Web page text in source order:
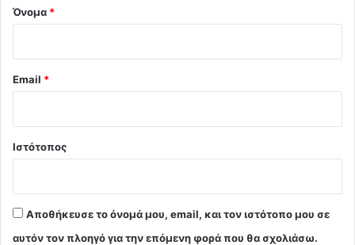
Όνομα *
Email *
Ιστότοπος
Αποθήκευσε το όνομά μου, email, και τον ιστότοπο μου σε
αυτόν τον πλοηγό για την επόμενη φορά που θα σχολιάσω.